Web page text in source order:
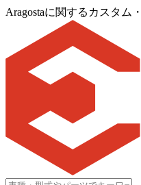
Aragostaに関するカスタム